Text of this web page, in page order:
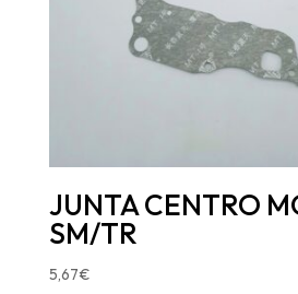
JUNTA CENTRO
SM/TR
5,67€